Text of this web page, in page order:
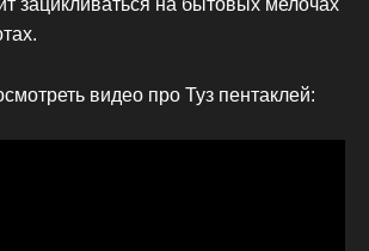
зацикливаться на бытовых мелочах
видео про Туз пентаклей: